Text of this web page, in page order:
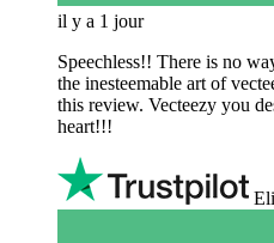
il y a 1 jour
Speechless!! There is no
the inesteemable art of
this review. Vecteezy you
heart!!!